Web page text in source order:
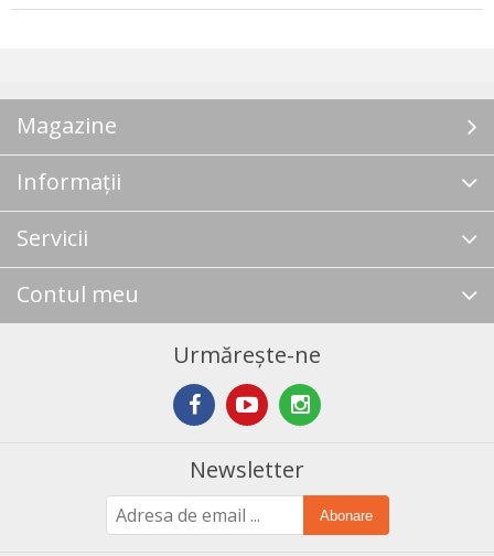
Magazine
Informații
Servicii
Contul meu
Urmărește-ne
Newsletter
Abonare